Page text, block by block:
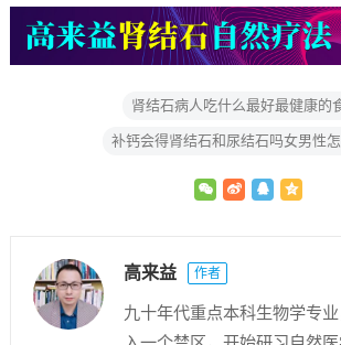
肾结石病人吃什么最好最健康的
补钙会得肾结石和尿结石吗女男性
高来益 作者
九十年代重点本科生物学专